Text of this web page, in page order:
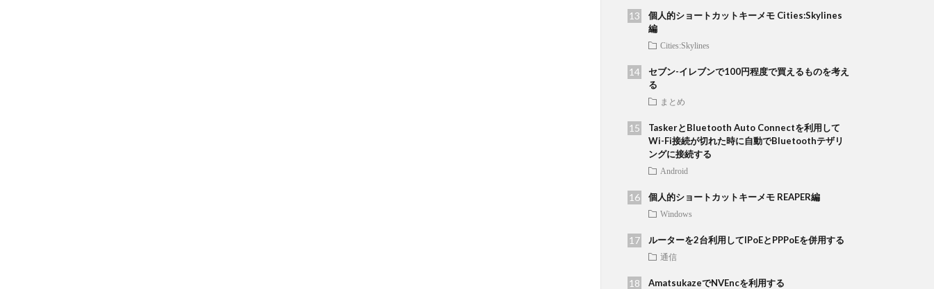
個人的ショートカットキーメモ Cities:Skylines
編
Cities:Skylines
セブン-イレブンで100円程度で買えるものを考え
る
まとめ
TaskerとBluetooth Auto Connectを利用して
Wi-Fi接続が切れた時に自動でBluetoothテザリ
ングに接続する
Android
個人的ショートカットキーメモ REAPER編
Windows
ルーターを2台利用してIPoEとPPPoEを併用する
通信
AmatsukazeでNVEncを利用する